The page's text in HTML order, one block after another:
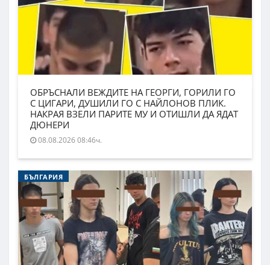
ОБРЪСНАЛИ ВЕЖДИТЕ НА ГЕОРГИ, ГОРИЛИ ГО
С ЦИГАРИ, ДУШИЛИ ГО С НАЙЛОНОВ ПЛИК.
НАКРАЯ ВЗЕЛИ ПАРИТЕ МУ И ОТИШЛИ ДА ЯДАТ
ДЮНЕРИ
08.08.2026 08:46ч.
БЪЛГАРИЯ